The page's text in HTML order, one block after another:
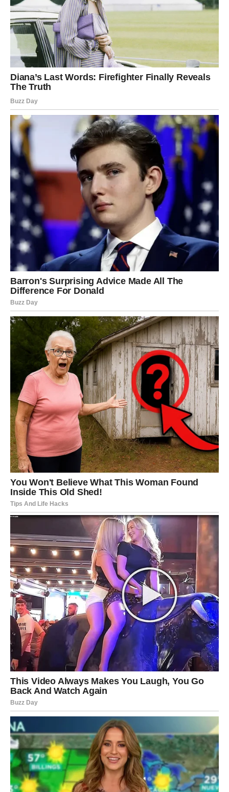
i san.
Boravak kod kuće, tišina, razgovor sa bliskom osobom ili
čak suze – sve to sada ima isceljujući efekat. Nemojte
potiskivati ono što osećate. Kada se duša smiri, telo će je
pratiti.